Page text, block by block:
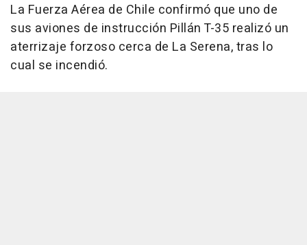
La Fuerza Aérea de Chile confirmó que uno de
sus aviones de instrucción Pillán T-35 realizó un
aterrizaje forzoso cerca de La Serena, tras lo
cual se incendió.